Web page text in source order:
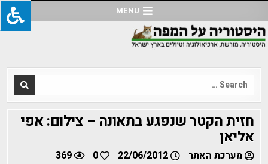
to
content
MENU
Search
for:
חזית הקטר שנפגע בתאונה – צילום: אפי
אליאן
מערכת האתר 22/06/2012
0
369